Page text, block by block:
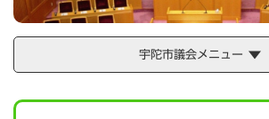
宇陀市議会メニュー
本